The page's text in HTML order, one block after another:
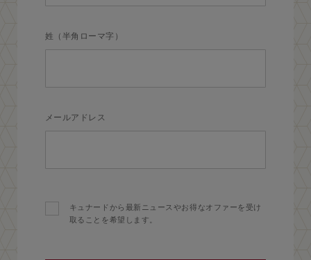
姓（半角ローマ字）
メールアドレス
キュナードから最新ニュースやお得なオファーを受け
取ることを希望します。